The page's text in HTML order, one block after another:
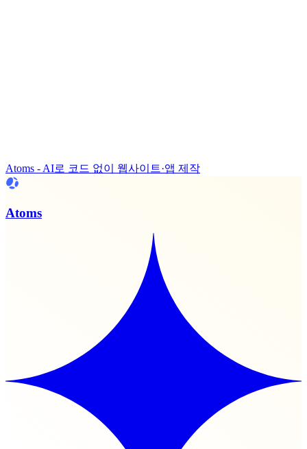
Atoms - AI로 코드 없이 웹사이트·앱 제작
Atoms